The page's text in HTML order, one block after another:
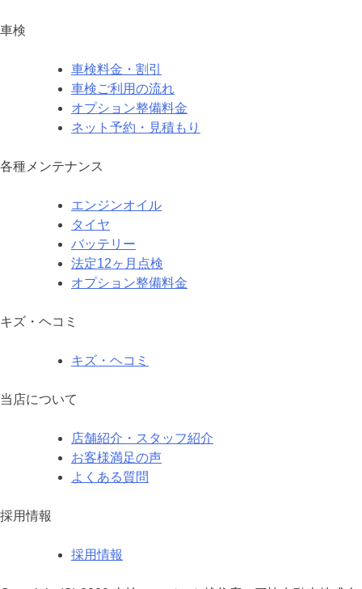
車検
車検料金・割引
車検ご利用の流れ
オプション整備料金
ネット予約・見積もり
各種メンテナンス
エンジンオイル
タイヤ
バッテリー
法定12ヶ月点検
オプション整備料金
キズ・ヘコミ
キズ・ヘコミ
当店について
店舗紹介・スタッフ紹介
お客様満足の声
よくある質問
採用情報
採用情報